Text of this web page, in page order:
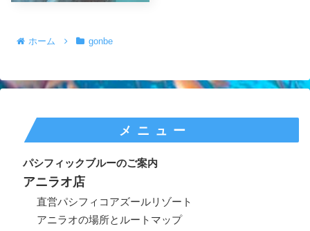
ホーム gonbe
メニュー
パシフィックブルーのご案内
アニラオ店
直営パシフィコアズールリゾート
アニラオの場所とルートマップ